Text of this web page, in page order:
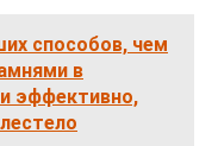
способов, чем
в
эффективно,